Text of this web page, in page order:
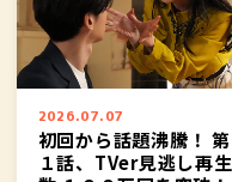
2026.07.07
初回から話題沸騰！ 第
１話、TVer見逃し再生